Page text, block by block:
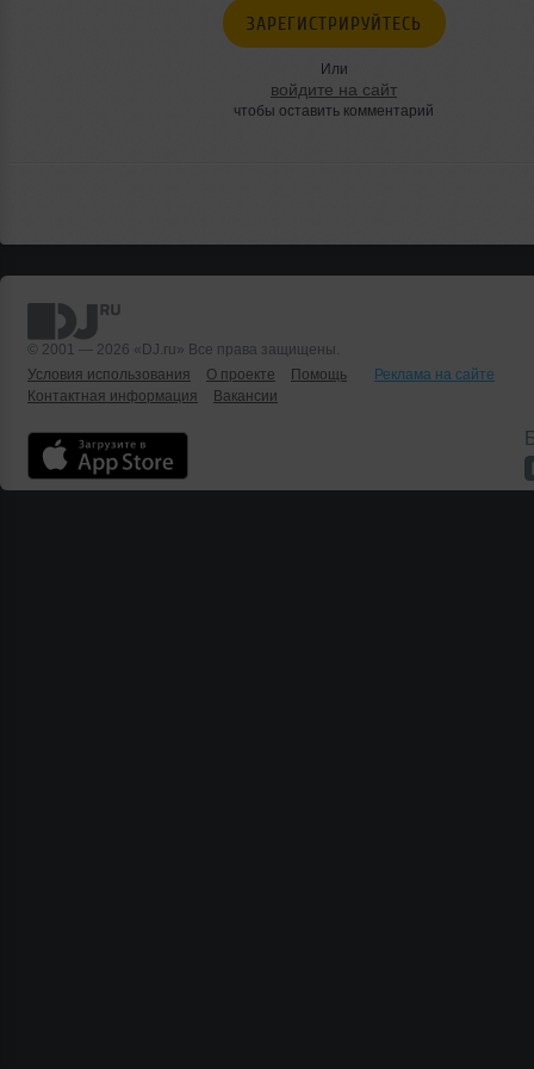
ЗАРЕГИСТРИРУЙТЕСЬ
Или
войдите на сайт
чтобы оставить комментарий
© 2001 — 2026 «DJ.ru» Все права защищены.
Условия использования
О проекте Помощь
Реклама на сайте
Контактная информация
Вакансии